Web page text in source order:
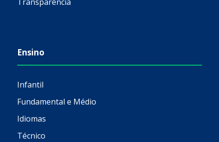
Ensino
Infantil
Fundamental e Médio
Idiomas
Técnico